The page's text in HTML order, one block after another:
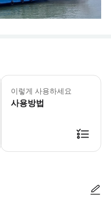
- Tips: * 모든 도착 시간은 예상 시간
- 출발 경로 & 일정
- 수하물 정보 * 표준 수하물 기준:
- 이용요건 * 공지: 영유아 및 아동도
- 추가정보 * 대중교통 서비스이므로
- 바우처 유효기간 * 바우처는 지정된
* 분시리 사무실 미팅 장소 분시리 사
이렇게 사용하세요
사용방법